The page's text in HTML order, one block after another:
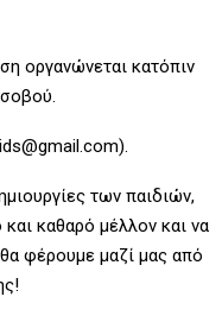
οργανώνεται κατόπιν
των παιδιών,
καθαρό μέλλον και να
φέρουμε μαζί μας από